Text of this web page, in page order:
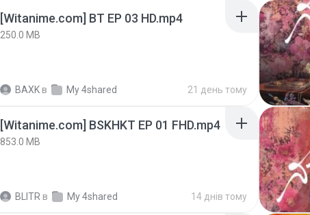
[Witanime.com] BT EP 03 HD.mp4
250.0 MB
BAXK в My 4shared 21 день тому
[Witanime.com] BSKHKT EP 01 FHD.mp4
853.0 MB
BLITR в My 4shared 14 днів тому